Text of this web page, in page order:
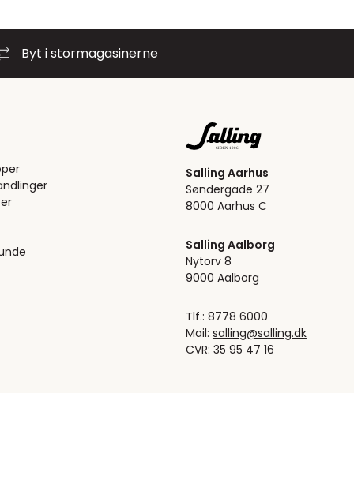
Byt i stormagasinerne
Salling Aarhus
Søndergade 27
8000 Aarhus C
Salling Aalborg
Nytorv 8
9000 Aalborg
Tlf.: 8778 6000
Mail: salling@salling.dk
CVR: 35 95 47 16